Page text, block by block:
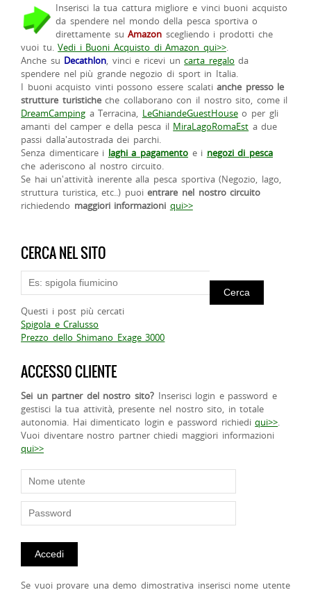
Inserisci la tua cattura migliore e vinci buoni acquisto
da spendere nel mondo della pesca sportiva o
direttamente suAmazon scegliendo i prodotti che
vuoi tu.Vedi i Buoni Acquisto di Amazon qui>>.
Anche su Decathlon, vinci e ricevi uncarta regalo da
spendere nel più grande negozio di sport in Italia.
I buoni acquisto vinti possono essere scalatianche presso le
strutture turisticheche collaborano con il nostro sito, come il
DreamCamping a Terracina, LeGhiandeGuestHouseo per gli
amanti del camper e della pesca il MiraLagoRomaEst a due
passi dalla'autostrada dei parchi.
Senza dimenticare i laghi a pagamento e i negozi di pesca
che aderiscono al nostro circuito.
Se hai un'attività inerente alla pesca sportiva (Negozio, lago,
struttura turistica, etc..) puoientrare nel nostro circuito
richiedendo maggiori informazioni qui>>
CERCA NEL SITO
Questi i post più cercati
Spigola e Cralusso
Prezzo dello Shimano Exage 3000
ACCESSO CLIENTE
Sei un partner del nostro sito? Inserisci login e password e
gestisci la tua attività, presente nel nostro sito, in totale
autonomia. Hai dimenticato login e password richiediqui>>.
Vuoi diventare nostro partner chiedi maggiori informazioni
qui>>
Se vuoi provare una demo dimostrativa inserisci nome utente